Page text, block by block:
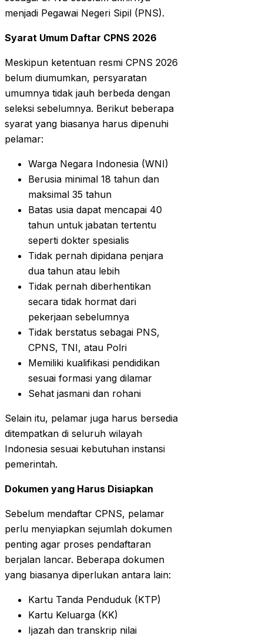
menjadi Pegawai Negeri Sipil (PNS).
Syarat Umum Daftar CPNS 2026
Meskipun ketentuan resmi CPNS 2026
belum diumumkan, persyaratan
umumnya tidak jauh berbeda dengan
seleksi sebelumnya. Berikut beberapa
syarat yang biasanya harus dipenuhi
pelamar:
Warga Negara Indonesia (WNI)
Berusia minimal 18 tahun dan
maksimal 35 tahun
Batas usia dapat mencapai 40
tahun untuk jabatan tertentu
seperti dokter spesialis
Tidak pernah dipidana penjara
dua tahun atau lebih
Tidak pernah diberhentikan
secara tidak hormat dari
pekerjaan sebelumnya
Tidak berstatus sebagai PNS,
CPNS, TNI, atau Polri
Memiliki kualifikasi pendidikan
sesuai formasi yang dilamar
Sehat jasmani dan rohani
Selain itu, pelamar juga harus bersedia
ditempatkan di seluruh wilayah
Indonesia sesuai kebutuhan instansi
pemerintah.
Dokumen yang Harus Disiapkan
Sebelum mendaftar CPNS, pelamar
perlu menyiapkan sejumlah dokumen
penting agar proses pendaftaran
berjalan lancar. Beberapa dokumen
yang biasanya diperlukan antara lain:
Kartu Tanda Penduduk (KTP)
Kartu Keluarga (KK)
Ijazah dan transkrip nilai